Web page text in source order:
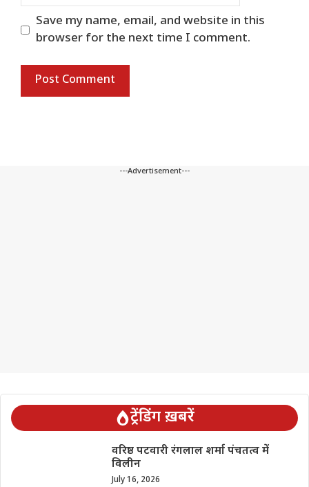
Save my name, email, and website in this
browser for the next time I comment.
---Advertisement---
ट्रेंडिंग ख़बरें
वरिष्ठ पटवारी रंगलाल शर्मा पंचतत्व में
विलीन
July 16, 2026